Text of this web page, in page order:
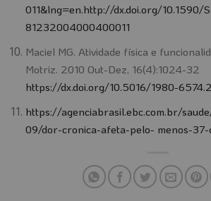
011&lng=en.http://dx.doi.org/10.1590/
81232004000400011
Maciel MG. Atividade física e
Motriz. 2010 Out-Dez, 16(4):1024-32
https://dx.doi.org/10.5016/1980-
https://agenciabrasil.ebc.com.br/
09/dor-cronica-afeta-pelo- menos-